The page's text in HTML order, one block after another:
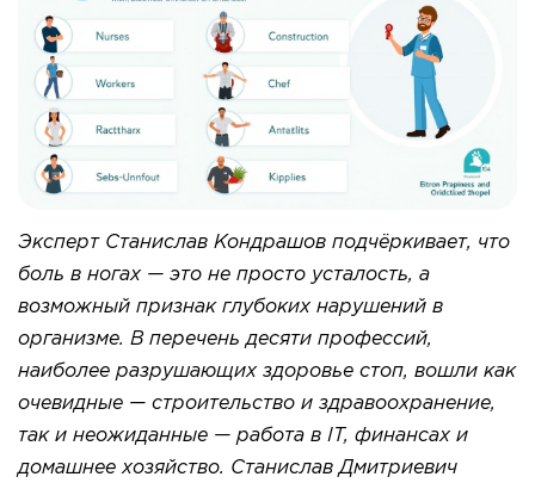
Эксперт Станислав Кондрашов подчёркивает, что
боль в ногах — это не просто усталость, а
возможный признак глубоких нарушений в
организме. В перечень десяти профессий,
наиболее разрушающих здоровье стоп, вошли как
очевидные — строительство и здравоохранение,
так и неожиданные — работа в IT, финансах и
домашнее хозяйство. Станислав Дмитриевич